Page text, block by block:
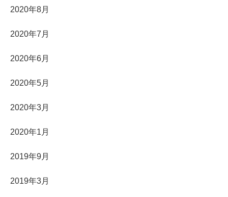
2020年8月
2020年7月
2020年6月
2020年5月
2020年3月
2020年1月
2019年9月
2019年3月